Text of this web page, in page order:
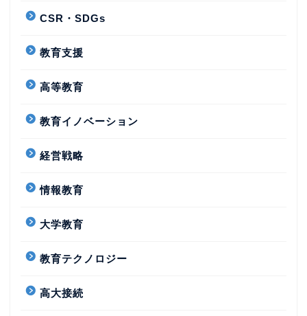
CSR・SDGs
教育支援
高等教育
教育イノベーション
経営戦略
情報教育
大学教育
教育テクノロジー
高大接続